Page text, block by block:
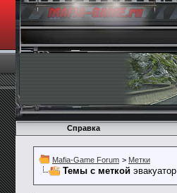
Справка
Mafia-Game Forum > Метки
Темы с меткой эвакуатор